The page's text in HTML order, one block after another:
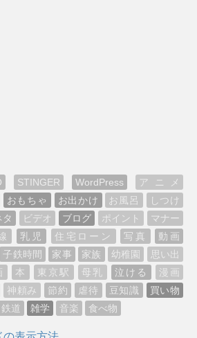
STINGER WordPress
アニメ
おもちゃ お出かけ お風呂
しつけ
タ ビデオ ブログ ポイント
マナー
乳児 住宅ローン 写真
動画
子鉄時間 家事 家族 幼稚園
思い出
本 東京駅 母乳 泣ける
漫画
神頼み 節約 虐待 豆知識
買い物
鉄道 雑学 音楽 食べ物